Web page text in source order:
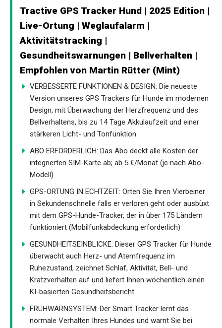
Tractive GPS Tracker Hund | 2025 Edition |
Live-Ortung | Weglaufalarm |
Aktivitätstracking |
Gesundheitswarnungen | Bellverhalten |
Empfohlen von Martin Rütter (Mint)
VERBESSERTE FUNKTIONEN & DESIGN: Die neueste
Version unseres GPS Trackers für Hunde im modernen
Design, mit Überwachung der Herzfrequenz und des
Bellverhaltens, bis zu 14 Tage Akkulaufzeit und einer
stärkeren Licht- und Tonfunktion
ABO ERFORDERLICH: Das Abo deckt alle Kosten der
integrierten SIM-Karte ab; ab 5 €/Monat (je nach Abo-
Modell)
GPS-ORTUNG IN ECHTZEIT: Orten Sie Ihren Vierbeiner
in Sekundenschnelle falls er verloren geht oder ausbüxt
mit dem GPS-Hunde-Tracker, der in über 175 Ländern
funktioniert (Mobilfunkabdeckung erforderlich)
GESUNDHEITSEINBLICKE: Dieser GPS Tracker für Hunde
überwacht auch Herz- und Atemfrequenz im
Ruhezustand, zeichnet Schlaf, Aktivität, Bell- und
Kratzverhalten auf und liefert Ihnen wöchentlich einen
KI-basierten Gesundheitsbericht
FRÜHWARNSYSTEM: Der Smart Tracker lernt das
normale Verhalten Ihres Hundes und warnt Sie bei